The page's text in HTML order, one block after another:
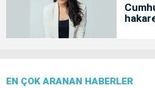
EN ÇOK ARANAN HABERLER